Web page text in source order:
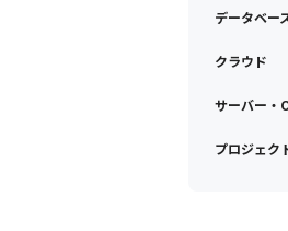
データベー
クラウド
サーバー・
プロジェク